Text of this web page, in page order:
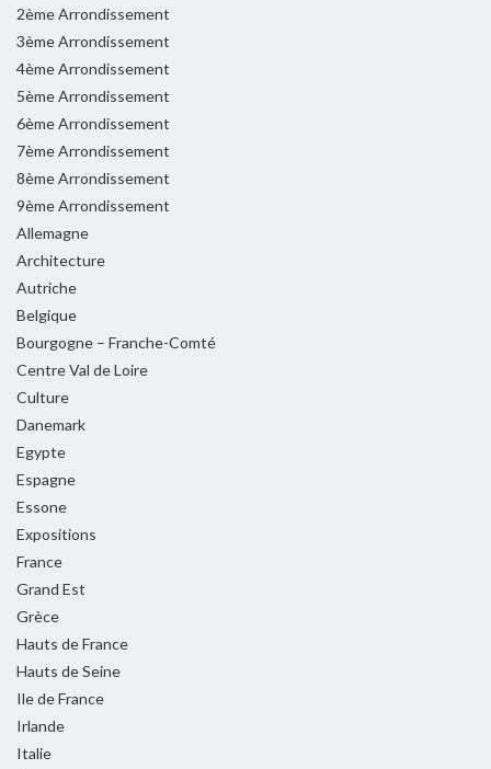
2ème Arrondissement
3ème Arrondissement
4ème Arrondissement
5ème Arrondissement
6ème Arrondissement
7ème Arrondissement
8ème Arrondissement
9ème Arrondissement
Allemagne
Architecture
Autriche
Belgique
Bourgogne – Franche-Comté
Centre Val de Loire
Culture
Danemark
Egypte
Espagne
Essone
Expositions
France
Grand Est
Grèce
Hauts de France
Hauts de Seine
Ile de France
Irlande
Italie